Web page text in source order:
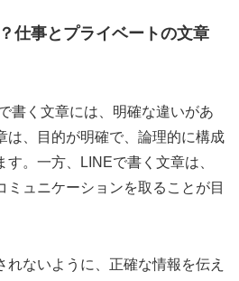
仕事とプライベートの文章
書く文章には、明確な違いがあ
は、目的が明確で、論理的に構成
。一方、LINEで書く文章は、
ミュニケーションを取ることが目
れないように、正確な情報を伝え